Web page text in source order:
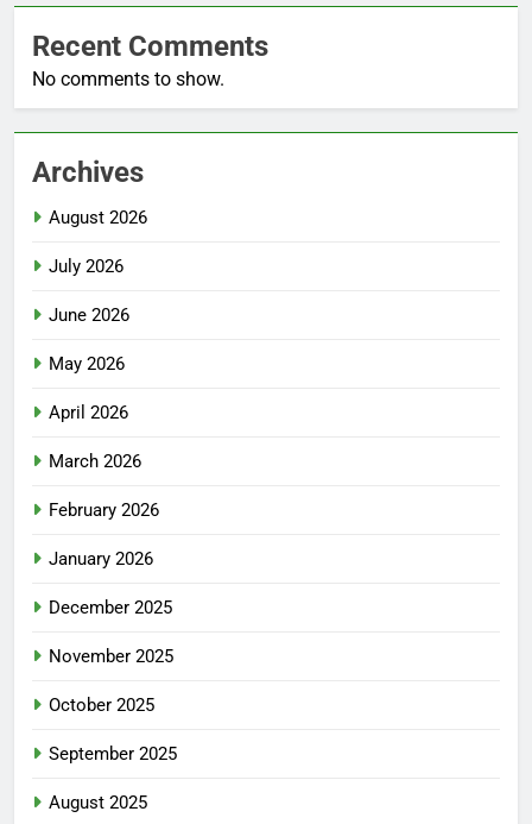
Recent Comments
No comments to show.
Archives
August 2026
July 2026
June 2026
May 2026
April 2026
March 2026
February 2026
January 2026
December 2025
November 2025
October 2025
September 2025
August 2025